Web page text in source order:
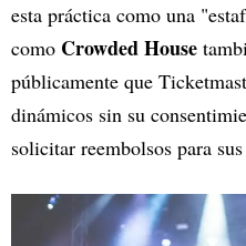
esta práctica como una
como Crowded House
públicamente que
dinámicos sin su
solicitar reembolsos para